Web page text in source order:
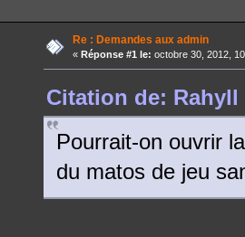
Re : Demandes aux admin
« Réponse #1 le: octobre 30, 2012,
Citation de: Rahyll
Pourrait-on ouvrir
du matos de jeu